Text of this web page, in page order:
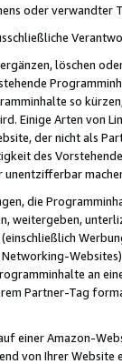
oder
löschen
so
Einige Arten von
der nicht als
des
unentzifferbar
die
weitergeben,
an
Partner-Tag
einer Amazon-
von Ihrer